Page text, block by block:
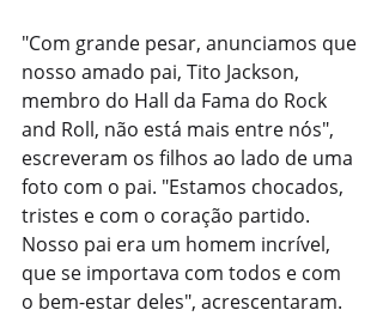
"Com grande pesar, anunciamos que
nosso amado pai, Tito Jackson,
membro do Hall da Fama do Rock
and Roll, não está mais entre nós",
escreveram os filhos ao lado de uma
foto com o pai. "Estamos chocados,
tristes e com o coração partido.
Nosso pai era um homem incrível,
que se importava com todos e com
o bem-estar deles", acrescentaram.